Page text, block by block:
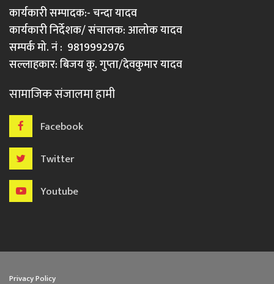
कार्यकारी सम्पादक:- चन्दा यादव
कार्यकारी निर्देशक/ संचालक: आलोक यादव
सम्पर्क मो. नं : 9819992976
सल्लाहकार: बिजय कु. गुप्ता/देवकुमार यादव
सामाजिक संजालमा हामी
Facebook
Twitter
Youtube
Privacy Policy